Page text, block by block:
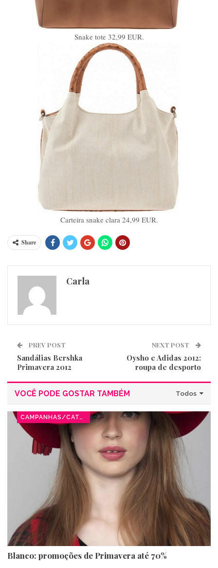
Snake tote 32,99 EUR.
Carteira snake clara 24,99 EUR.
Share
Carla
PREV POST
Sandálias Bershka
Primavera 2012
NEXT POST
Oysho e Adidas 2012:
roupa de desporto
Todos
VOCÊ PODE GOSTAR TAMBÉM
CAMPANHAS/CATÁLOGOS
Blanco: promoções de Primavera até 70%